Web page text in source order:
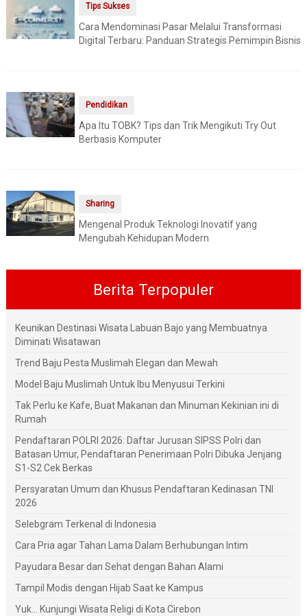
Tips Sukses
Cara Mendominasi Pasar Melalui Transformasi
Digital Terbaru: Panduan Strategis Pemimpin Bisnis
Pendidikan
Apa Itu TOBK? Tips dan Trik Mengikuti Try Out
Berbasis Komputer
Sharing
Mengenal Produk Teknologi Inovatif yang
Mengubah Kehidupan Modern
Berita Terpopuler
Keunikan Destinasi Wisata Labuan Bajo yang Membuatnya
Diminati Wisatawan
Trend Baju Pesta Muslimah Elegan dan Mewah
Model Baju Muslimah Untuk Ibu Menyusui Terkini
Tak Perlu ke Kafe, Buat Makanan dan Minuman Kekinian ini di
Rumah
Pendaftaran POLRI 2026: Daftar Jurusan SIPSS Polri dan
Batasan Umur, Pendaftaran Penerimaan Polri Dibuka Jenjang
S1-S2 Cek Berkas
Persyaratan Umum dan Khusus Pendaftaran Kedinasan TNI
2026
Selebgram Terkenal di Indonesia
Cara Pria agar Tahan Lama Dalam Berhubungan Intim
Payudara Besar dan Sehat dengan Bahan Alami
Tampil Modis dengan Hijab Saat ke Kampus
Yuk... Kunjungi Wisata Religi di Kota Cirebon